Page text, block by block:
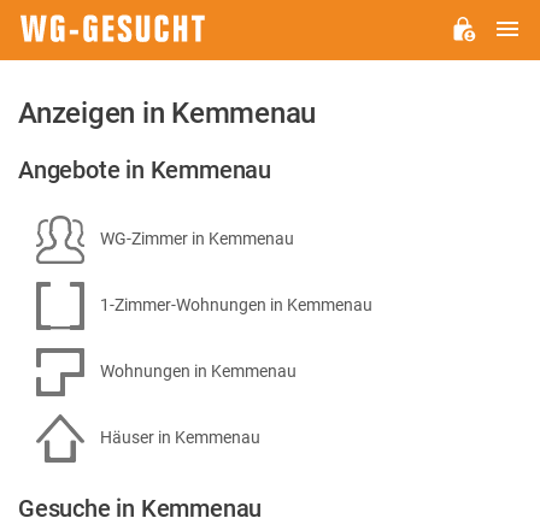
Anzeigen in Kemmenau
Angebote in Kemmenau
WG-Zimmer in Kemmenau
1-Zimmer-Wohnungen in Kemmenau
Wohnungen in Kemmenau
Häuser in Kemmenau
Gesuche in Kemmenau